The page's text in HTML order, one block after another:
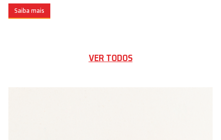
Saiba mais
VER TODOS